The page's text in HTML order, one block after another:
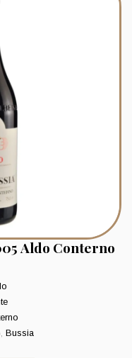
Aldo Conterno
, Bussia